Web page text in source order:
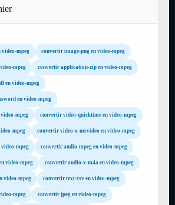
mpeg convertir image-png en video-mpeg
mpeg convertir application-zip en video-mpeg
en video-mpeg
en video-mpeg
mpeg convertir video-quicktime en video-mpeg
mpeg convertir video-x-msvideo en video-mpeg
mpeg convertir audio-mpeg en video-mpeg
video-mpeg convertir audio-x-m4a en video-mpeg
video-mpeg convertir text-csv en video-mpeg
mpeg convertir jpeg en video-mpeg